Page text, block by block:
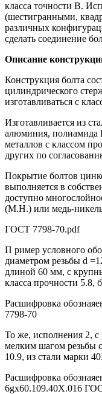
класса точности В.
(шестигранными,
различных
сделать соединение
Описание
Конструкция болта
цилиндрического
изготавливаться с
Изготавливается из
алюминия, полиамида
металлов с классом
других по
Покрытие болтов
выполняется в
доступно
(М.Н.) или медь-
ГОСТ 7798-70.pdf
П ример условного
диаметром резьбы d
длиной 60 мм, с
класса прочности 5.8,
Расшифровка
7798-70
То же, исполнения 2,
мелким шагом резьбы
10.9, из стали марки
Расшифровка
6gx60.109.40Х.016